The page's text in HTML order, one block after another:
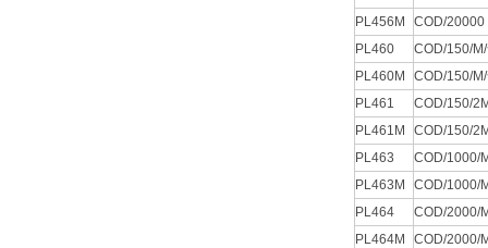
PL456M
COD/20000
PL460
COD/150/
PL460M
COD/150/
PL461
COD/150/
PL461M
COD/150/
PL463
COD/1000/
PL463M
COD/1000/
PL464
COD/2000/
PL464M
COD/2000/